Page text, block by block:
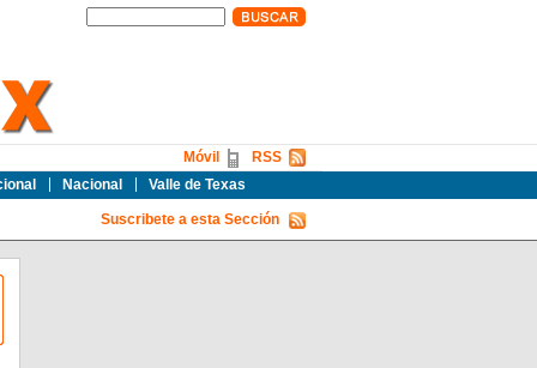
Nacional Valle de Texas
RSS
Móvil
Suscribete a esta Sección